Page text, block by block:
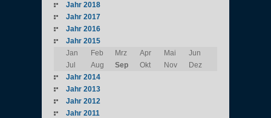
Jahr 2018
Jahr 2017
Jahr 2016
Jahr 2015
Jan
Feb Mrz Apr Mai
Jun
Jul
Aug Sep Okt Nov
Dez
Jahr 2014
Jahr 2013
Jahr 2012
Jahr 2011